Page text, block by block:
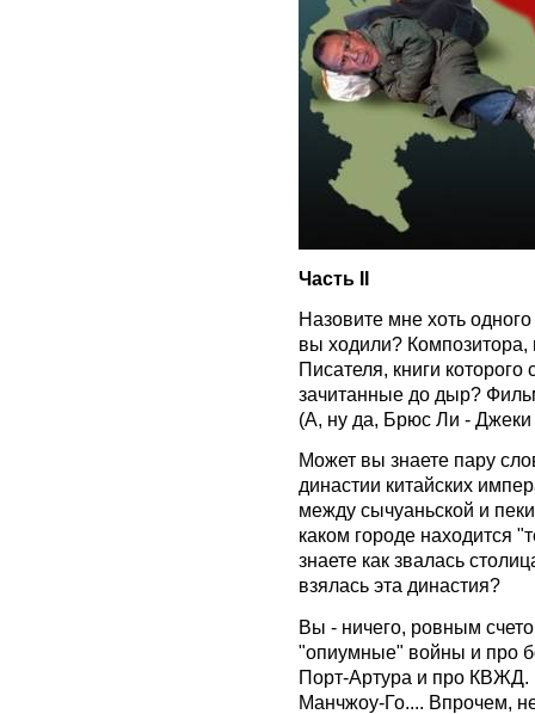
Часть ІІ
Назовите мне хоть
вы ходили? Композитора,
Писателя, книги которого
зачитанные до дыр?
(А, ну да, Брюс Ли - Джеки
Может вы знаете пару
династии китайских
между сычуаньской и
каком городе находится
знаете как звалась
взялась эта династия?
Вы - ничего, ровным
"опиумные" войны и про
Порт-Артура и про КВЖД.
Манчжоу-Го.... Впрочем,